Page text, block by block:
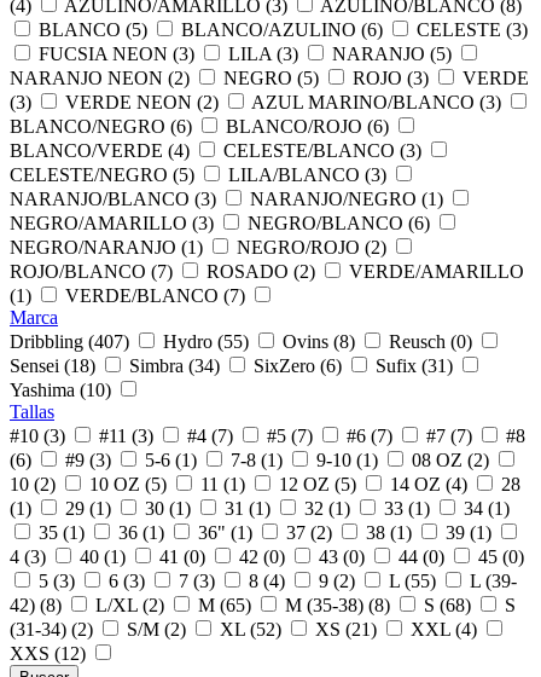
(4)
AZULINO/AMARILLO (3)
AZULINO/BLANCO (8)
BLANCO (5)
BLANCO/AZULINO (6)
CELESTE (3)
FUCSIA NEON (3)
LILA (3)
NARANJO (5)
NARANJO NEON (2)
NEGRO (5) ROJO (3)
VERDE
(3)
VERDE NEON (2)
AZUL MARINO/BLANCO (3)
BLANCO/NEGRO (6)
BLANCO/ROJO (6)
BLANCO/VERDE (4)
CELESTE/BLANCO (3)
CELESTE/NEGRO (5)
LILA/BLANCO (3)
NARANJO/BLANCO (3)
NARANJO/NEGRO (1)
NEGRO/AMARILLO (3)
NEGRO/BLANCO (6)
NEGRO/NARANJO (1)
NEGRO/ROJO (2)
ROJO/BLANCO (7)
ROSADO (2)
VERDE/AMARILLO
(1)
VERDE/BLANCO (7)
Marca
Dribbling (407)
Hydro (55) Ovins (8)
Reusch (0)
Sensei (18)
Simbra (34) SixZero (6)
Sufix (31)
Yashima (10)
Tallas
#10 (3)
#11 (3) #4 (7) #5 (7) #6 (7) #7 (7)
#8
(6)
#9 (3) 5-6 (1) 7-8 (1) 9-10 (1)
08 OZ (2)
10 (2)
10 OZ (5) 11 (1) 12 OZ (5) 14 OZ (4)
28
(1)
29 (1) 30 (1) 31 (1) 32 (1) 33 (1)
34 (1)
35 (1)
36 (1) 36" (1) 37 (2) 38 (1)
39 (1)
4 (3)
40 (1) 41 (0) 42 (0) 43 (0) 44 (0)
45 (0)
5 (3)
6 (3) 7 (3) 8 (4) 9 (2) L (55)
L (39-
42) (8)
L/XL (2) M (65) M (35-38) (8) S (68)
S
(31-34) (2)
S/M (2) XL (52) XS (21)
XXL (4)
XXS (12)